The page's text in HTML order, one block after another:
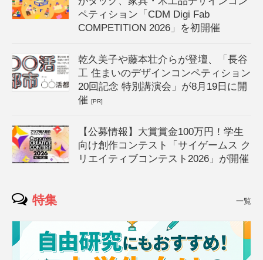
ペティション「CDM Digi Fab
COMPETITION 2026」を初開催
乾久美子や藤本壮介らが登壇、「長谷
工 住まいのデザインコンペティション
20回記念 特別講演会」が8月19日に開
催[PR]
【公募情報】大賞賞金100万円！学生
向け創作コンテスト「サイゲームス ク
リエイティブコンテスト2026」が開催
特集 一覧